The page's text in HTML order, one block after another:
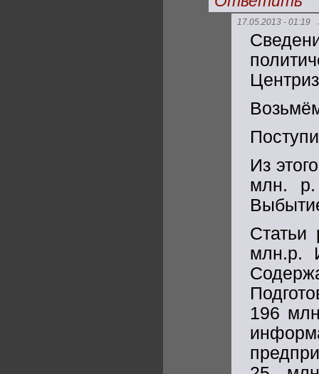
17.05.2013 - 01:19
Из
млн.
Статьи
млн.р.
196